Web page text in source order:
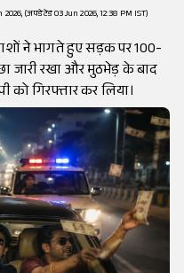
2026, (अपडेटेड 03 Jun 2026, 12:38 PM IST)
ने भागते हुए सड़क पर 100-
जारी रखा और मुठभेड़ के बाद
गिरफ्तार कर लिया।